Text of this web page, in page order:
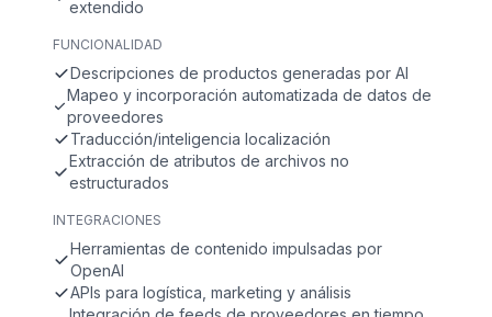
extendido
FUNCIONALIDAD
Descripciones de productos generadas por AI
Mapeo y incorporación automatizada de datos de
proveedores
Traducción/inteligencia localización
Extracción de atributos de archivos no
estructurados
INTEGRACIONES
Herramientas de contenido impulsadas por
OpenAI
APIs para logística, marketing y análisis